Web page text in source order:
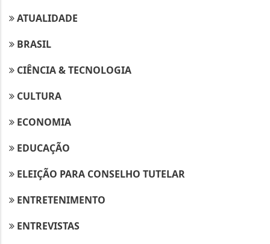
ATUALIDADE
BRASIL
CIÊNCIA & TECNOLOGIA
CULTURA
ECONOMIA
EDUCAÇÃO
ELEIÇÃO PARA CONSELHO TUTELAR
ENTRETENIMENTO
ENTREVISTAS